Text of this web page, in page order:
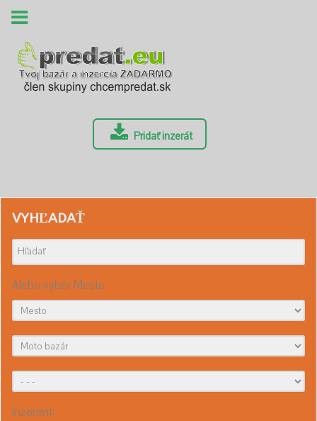
Pridať inzerát
VYHĽADAŤ
Alebo vyber Mesto
Inzerent: